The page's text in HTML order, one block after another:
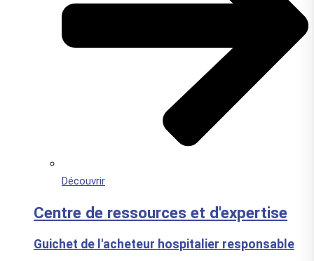
Découvrir
Centre de ressources et d'expertise
Guichet de l'acheteur hospitalier responsable